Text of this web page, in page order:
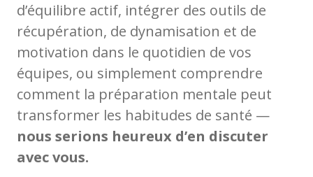
d’équilibre actif, intégrer des outils de
récupération, de dynamisation et de
motivation dans le quotidien de vos
équipes, ou simplement comprendre
comment la préparation mentale peut
transformer les habitudes de santé —
nous serions heureux d’en discuter
avec vous.